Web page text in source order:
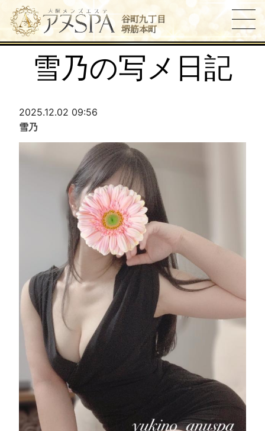
谷町九丁目
堺筋本町
雪乃の写メ日記
2025.12.02 09:56
雪乃